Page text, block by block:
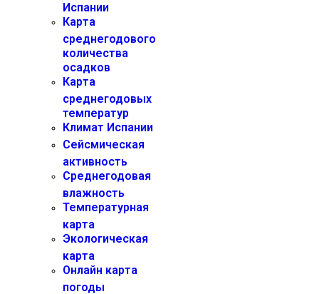
Испании
Карта
среднегодового
количества
осадков
Карта
среднегодовых
температур
Климат Испании
Сейсмическая
активность
Среднегодовая
влажность
Температурная
карта
Экологическая
карта
Онлайн карта
погоды